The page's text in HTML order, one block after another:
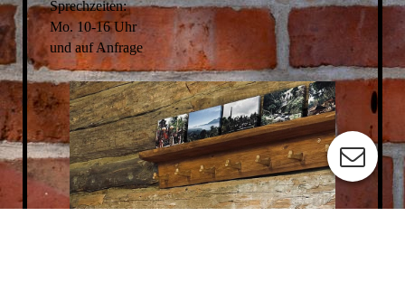
Sprechzeiten:
Mo. 10-16 Uhr
und auf Anfrage